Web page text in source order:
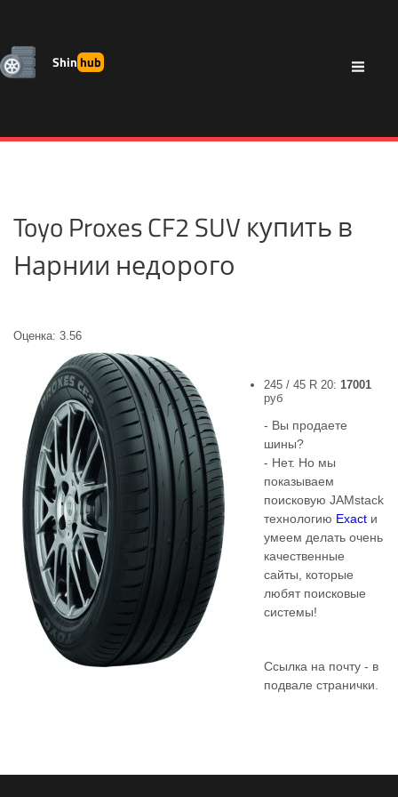
Shinhub
Toyo Proxes CF2 SUV купить в
Нарнии недорого
Оценка: 3.56
245 / 45 R 20: 17001
руб
- Вы продаете
шины?
- Нет. Но мы
показываем
поисковую JAMstack
технологию Exact и
умеем делать очень
качественные
сайты, которые
любят поисковые
системы!
Ссылка на почту - в
подвале странички.